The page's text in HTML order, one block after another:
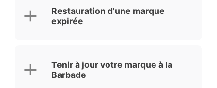
Restauration d'une marque
expirée
Tenir à jour votre marque à la
Barbade